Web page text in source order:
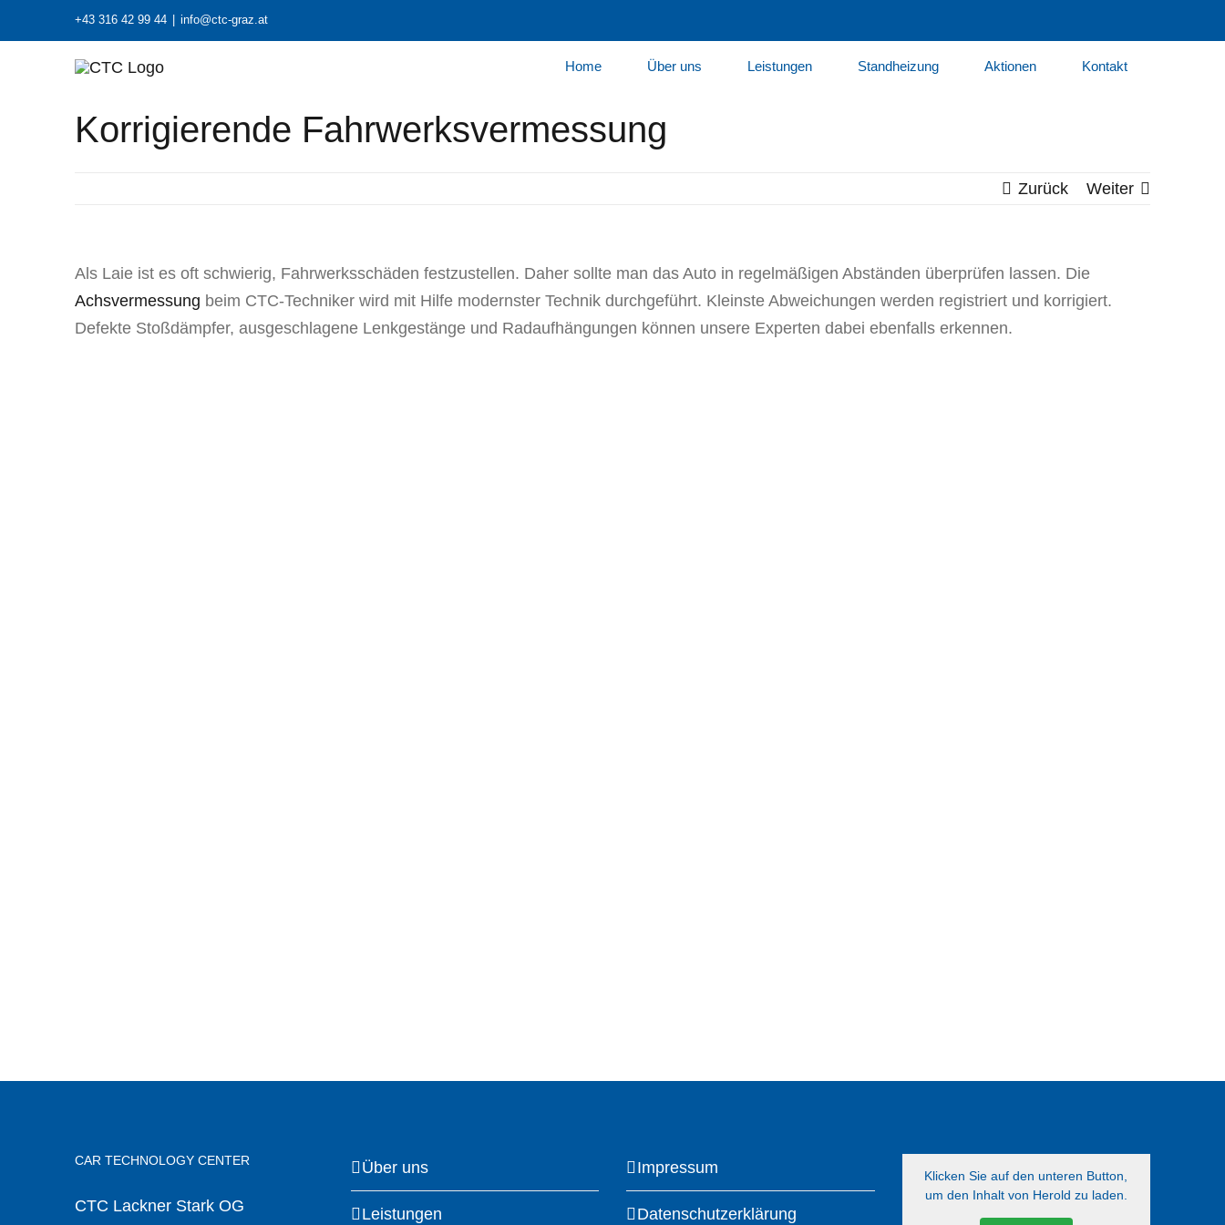
Inhalt
+43 316 42 99 44 info@ctc-graz.at
Home Über uns Leistungen Standheizung Aktionen Kontakt
Korrigierende Fahrwerksvermessung
Zurück Weiter
Als Laie ist es oft schwierig, Fahrwerksschäden festzustellen. Daher sollte man das Auto in regelmäßigen Abständen überprüfen lassen. Die
Achsvermessung beim CTC-Techniker wird mit Hilfe modernster Technik durchgeführt. Kleinste Abweichungen werden registriert und korrigiert.
Defekte Stoßdämpfer, ausgeschlagene Lenkgestänge und Radaufhängungen können unsere Experten dabei ebenfalls erkennen.
CAR TECHNOLOGY CENTER
CTC Lackner Stark OG
Über uns
Leistungen
Impressum
Datenschutzerklärung
Klicken Sie auf den unteren Button,
um den Inhalt von Herold zu laden.